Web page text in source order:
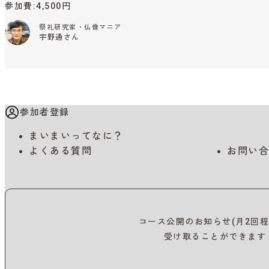
参加費 4,500円
祭礼研究家・仏像マニア
宇野通さん
参加者登録
まいまいってなに？
よくある質問
お問い
コース公開のお知らせ(月2回
受け取ることができます